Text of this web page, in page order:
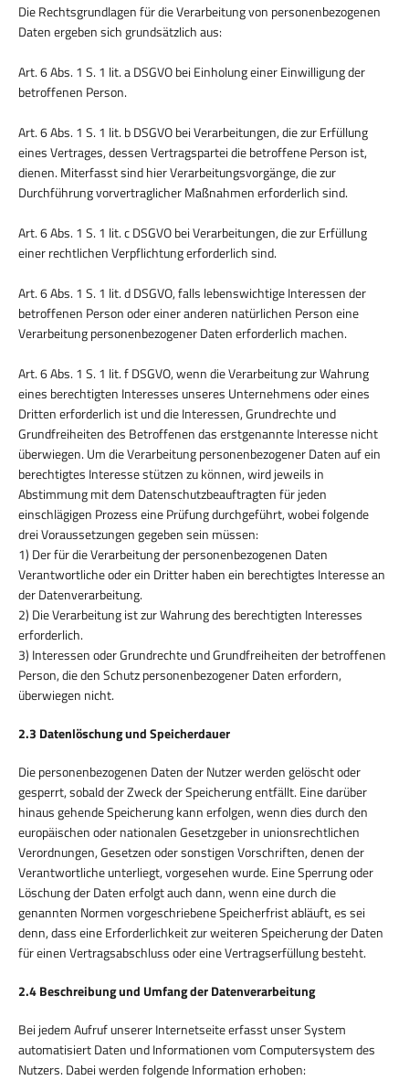
Die Rechtsgrundlagen für die Verarbeitung von personenbezogenen
Daten ergeben sich grundsätzlich aus:
Art. 6 Abs. 1 S. 1 lit. a DSGVO bei Einholung einer Einwilligung der
betroffenen Person.
Art. 6 Abs. 1 S. 1 lit. b DSGVO bei Verarbeitungen, die zur Erfüllung
eines Vertrages, dessen Vertragspartei die betroffene Person ist,
dienen. Miterfasst sind hier Verarbeitungsvorgänge, die zur
Durchführung vorvertraglicher Maßnahmen erforderlich sind.
Art. 6 Abs. 1 S. 1 lit. c DSGVO bei Verarbeitungen, die zur Erfüllung
einer rechtlichen Verpflichtung erforderlich sind.
Art. 6 Abs. 1 S. 1 lit. d DSGVO, falls lebenswichtige Interessen der
betroffenen Person oder einer anderen natürlichen Person eine
Verarbeitung personenbezogener Daten erforderlich machen.
Art. 6 Abs. 1 S. 1 lit. f DSGVO, wenn die Verarbeitung zur Wahrung
eines berechtigten Interesses unseres Unternehmens oder eines
Dritten erforderlich ist und die Interessen, Grundrechte und
Grundfreiheiten des Betroffenen das erstgenannte Interesse nicht
überwiegen. Um die Verarbeitung personenbezogener Daten auf ein
berechtigtes Interesse stützen zu können, wird jeweils in
Abstimmung mit dem Datenschutzbeauftragten für jeden
einschlägigen Prozess eine Prüfung durchgeführt, wobei folgende
drei Voraussetzungen gegeben sein müssen:
1) Der für die Verarbeitung der personenbezogenen Daten
Verantwortliche oder ein Dritter haben ein berechtigtes Interesse an
der Datenverarbeitung.
2) Die Verarbeitung ist zur Wahrung des berechtigten Interesses
erforderlich.
3) Interessen oder Grundrechte und Grundfreiheiten der betroffenen
Person, die den Schutz personenbezogener Daten erfordern,
überwiegen nicht.
2.3 Datenlöschung und Speicherdauer
Die personenbezogenen Daten der Nutzer werden gelöscht oder
gesperrt, sobald der Zweck der Speicherung entfällt. Eine darüber
hinaus gehende Speicherung kann erfolgen, wenn dies durch den
europäischen oder nationalen Gesetzgeber in unionsrechtlichen
Verordnungen, Gesetzen oder sonstigen Vorschriften, denen der
Verantwortliche unterliegt, vorgesehen wurde. Eine Sperrung oder
Löschung der Daten erfolgt auch dann, wenn eine durch die
genannten Normen vorgeschriebene Speicherfrist abläuft, es sei
denn, dass eine Erforderlichkeit zur weiteren Speicherung der Daten
für einen Vertragsabschluss oder eine Vertragserfüllung besteht.
2.4 Beschreibung und Umfang der Datenverarbeitung
Bei jedem Aufruf unserer Internetseite erfasst unser System
automatisiert Daten und Informationen vom Computersystem des
Nutzers. Dabei werden folgende Information erhoben: